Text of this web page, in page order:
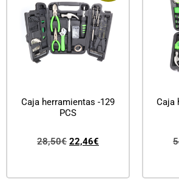
Caja herramientas -129
PCS
28,50€ 22,46€
Caja